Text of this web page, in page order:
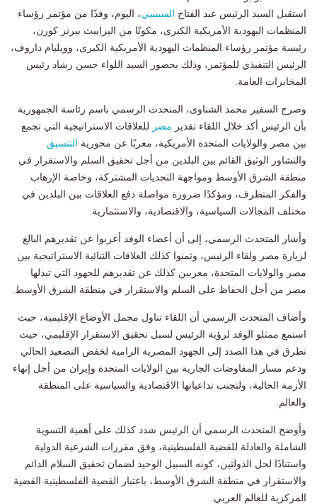
استقبل السيد الرئيس عبد الفتاح
السيسي، اليوم، وفدًا من مؤتمر رؤساء
المنظمات اليهودية الأمريكية الكبرى، مكونًا من اليزابيث بيرنز كورن،
رئيسة مؤتمر رؤساء المنظمات اليهودية الأمريكية الكبرى، وويليام داروف،
الرئيس التنفيذي للمؤتمر، وذلك بحضور السيد اللواء حسن رشاد رئيس
المخابرات العامة.
وصرح السفير محمد الشناوى، المتحدث الرسمي باسم رئاسة الجمهورية
بأن الرئيس أكد خلال اللقاء تقدير مصر للعلاقات الاستراتيجية التي تجمع
بين مصر والولايات المتحدة الأمريكية، معربًا عن محورية
التنسيق
والتشاور الوثيق القائم بين البلدين من أجل تحقيق السلم والاستقرار في
منطقة الشرق الأوسط ومواجهة التحديات المشتركة، وخاصة الإرهاب
والفكر المتطرف، ومؤكدًا ضرورة مواصلة دفع العلاقات بين البلدين في
مختلف المجالات السياسية، والاقتصادية، والاستثمارية.
وأشار المتحدث الرسمي، إلى أن أعضاء الوفد أعربوا عن تقديرهم البالغ
لزيارة مصر ولقاء الرئيس، وثمنوا كذلك العلاقات الثنائية الاستراتيجية بين
مصر والولايات المتحدة، معربين كذلك عن تقديرهم للجهود التي تبذلها
مصر من أجل الحفاظ على السلم والاستقرار في منطقة الشرق الأوسط.
وأضاف المتحدث الرسمي أن اللقاء تناول مجمل الأوضاع الإقليمية، حيث
استمع ممثلو الوفد لرؤية الرئيس لسبل تحقيق الاستقرار الإقليمي، حيث
تطرق في هذا الصدد إلى الجهود المصرية الرامية لخفض التصعيد الحالي
ودعم مسار المفاوضات الجارية بين الولايات المتحدة وإيران من أجل إنهاء
الأزمة الحالية، ولتجنب تداعياتها الاقتصادية والسياسية على المنطقة
والعالم.
وأوضح المتحدث الرسمي أن الرئيس شدد كذلك على أهمية التسوية
الشاملة والعادلة للقضية الفلسطينية، وفق مقررات الشرعية الدولية
واستنادًا لحل الدولتين، كونه السبيل الوحيد لضمان تحقيق السلام الدائم
والاستقرار في منطقة الشرق الأوسط، باعتبار القضية الفلسطينية القضية
المركزية للعالم العربي.